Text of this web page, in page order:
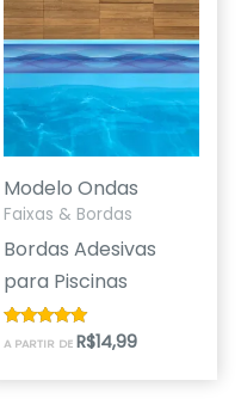
Modelo Ondas
Faixas & Bordas
Bordas Adesivas
para Piscinas
Avaliação
A PARTIR DE R$14,99